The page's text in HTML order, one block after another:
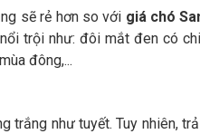
sẽ rẻ hơn so với giá chó
trội như: đôi mắt đen có
đông,...
trắng như tuyết. Tuy nhiên,